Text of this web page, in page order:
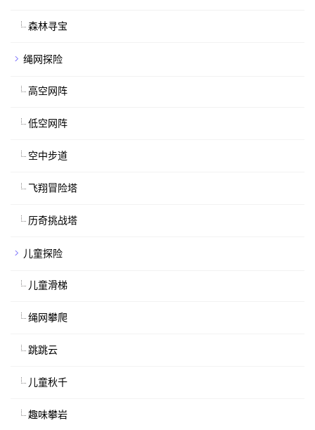
森林寻宝
绳网探险
高空网阵
低空网阵
空中步道
飞翔冒险塔
历奇挑战塔
儿童探险
儿童滑梯
绳网攀爬
跳跳云
儿童秋千
趣味攀岩